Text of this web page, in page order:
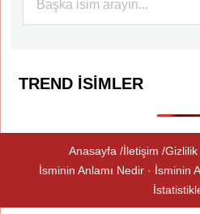
TREND İSIMLER
Anasayfa İletişim Gizlilik
İsminin Anlamı Nedir · İsminin